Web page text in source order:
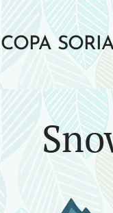
COPA
POR